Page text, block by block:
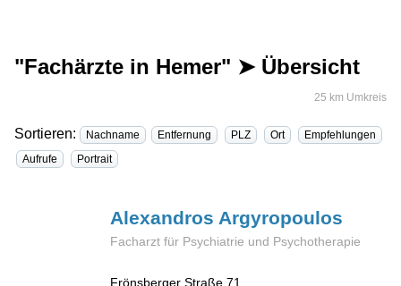
"Fachärzte in Hemer" ➤ Übersicht
25 km Umkreis
Sortieren: Nachname Entfernung PLZ Ort
Empfehlungen
Aufrufe
Portrait
Alexandros Argyropoulos
Facharzt für Psychiatrie und Psychotherapie
Frönsberger Straße 71